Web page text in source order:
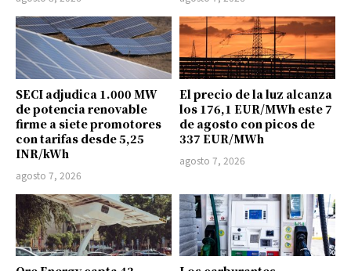
SECI adjudica 1.000 MW
de potencia renovable
firme a siete promotores
con tarifas desde 5,25
INR/kWh
agosto 7, 2026
El precio de la luz alcanza
los 176,1 EUR/MWh este 7
de agosto con picos de
337 EUR/MWh
agosto 7, 2026